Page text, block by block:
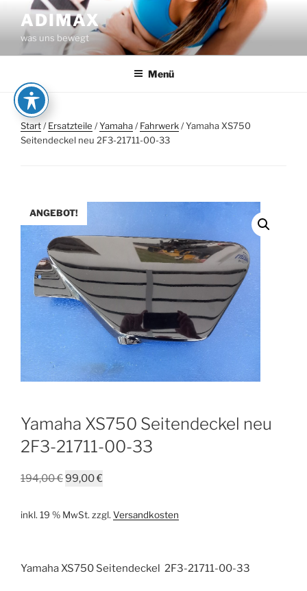
Inhalt
springen
ADIMAX
was uns bewegt
Menü
Start/Ersatzteile /Yamaha/Fahrwerk/ Yamaha XS750
Seitendeckel neu 2F3-21711-00-33
ANGEBOT!
Yamaha XS750 Seitendeckel neu
2F3-21711-00-33
194,00€Ursprünglicher
war:
99,00€
ist:
inkl. 19 % MwSt. zzgl. Versandkosten
Yamaha XS750 Seitendeckel 2F3-21711-00-33